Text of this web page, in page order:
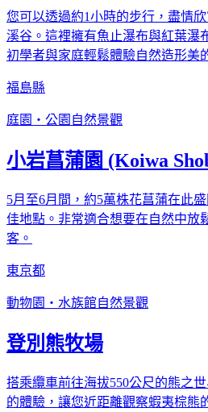
您可以透過約1小時的步行，盡情
溪谷。這裡擁有魚止瀑布與紅葉瀑
初學者與家庭輕鬆體驗自然造形美
福島縣
庭園・公園 自然景觀
小岩菖蒲園 (Koiwa
5月至6月間，約5萬株花菖蒲在此
佳地點。非常適合想要在自然中放
客。
東京都
動物園・水族館自然景觀
登別熊牧場
搭乘纜車前往海拔550公尺的熊之
的體驗，讓您近距離觀察蝦夷棕熊